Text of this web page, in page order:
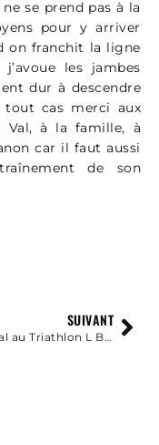
se prend pas à la
pour y arriver
on franchit la ligne
les jambes
dur à descendre
tout cas merci aux
Val, à la famille, à
car il faut aussi
de son
SUIVANT
Le TC Val au Triathlon L Bayman le 1er Octobre 2022